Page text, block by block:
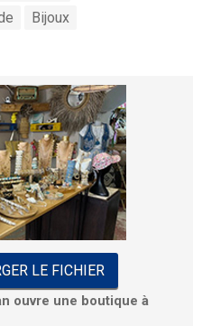
Bijoux
LE FICHIER
ouvre une boutique à